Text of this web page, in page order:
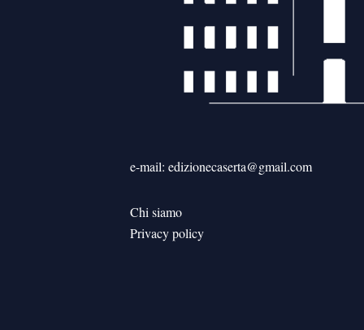
e-mail: edizionecaserta@gmail.com
Chi siamo
Privacy policy